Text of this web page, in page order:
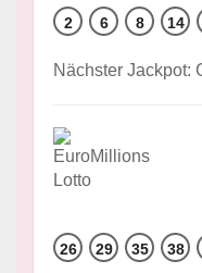
2 6 8 14
Nächster Jackpot:
26 29 35 38